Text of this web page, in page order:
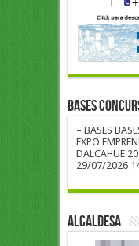
BASES
– BASES
EXPO
DALCAHUE
29/07/2026
ALCALDESA